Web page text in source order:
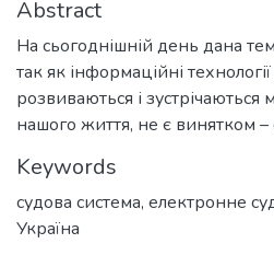
Abstract
На сьогоднішній день дана
так як інформаційні
розвиваються і
нашого життя, не є винятком –
Keywords
судова система, електронне
Україна